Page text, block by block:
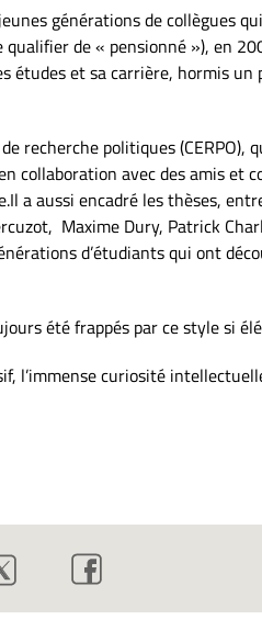
générations de collègues
de « pensionné »), en
et sa carrière, hormis un
recherche politiques
collaboration avec des amis et
aussi encadré les thèses,
Maxime Dury, Patrick
d’étudiants qui ont
été frappés par ce style si
l’immense curiosité